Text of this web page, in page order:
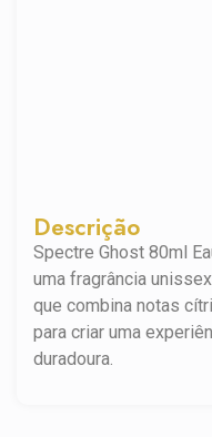
Descrição
Spectre Ghost 80ml
uma fragrância
que combina notas
para criar uma
duradoura.